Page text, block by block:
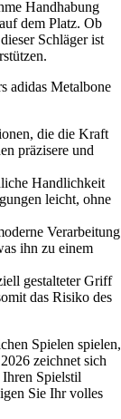
Handhabung
dem Platz. Ob
Schläger ist
adidas Metalbone
die die Kraft
präzisere und
Handlichkeit
leicht, ohne
Verarbeitung
ihn zu einem
gestalteter Griff
das Risiko des
Spielen spielen,
zeichnet sich
Spielstil
Sie Ihr volles